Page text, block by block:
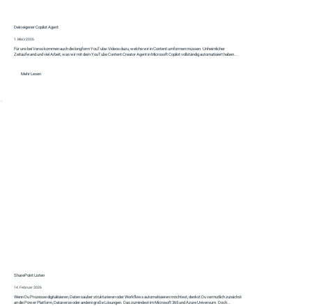
Dein eigener Copilot Agent
1. März 2026
Für uns bei Veroo kommen auch die longform YouTube-Videos dazu, welche wir in Content umformen müssen. Unheimlicher
Zeitaufwand und viel Arbeit, was wir mit dem YouTube Content Creator Agent in Microsoft Copilot vollständig automatisiert haben...
Mehr Lesen
SharePoint Listen
14. Februar 2026
Wenn Du Prozesse digitalisieren, Daten sauber strukturieren oder Workflows automatisieren möchtest, denkst Du vermutlich zunächst
an die Power Platform, Dataverse oder andere große Lösungen. Das zumindest im Microsoft 365 und Azure Universum. Doch...